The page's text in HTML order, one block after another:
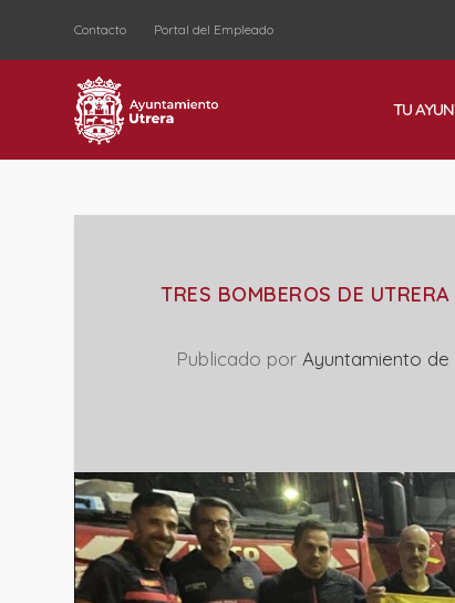
Contacto Portal del Empleado
TU
TRES BOMBEROS DE
Publicado por Ayuntamiento